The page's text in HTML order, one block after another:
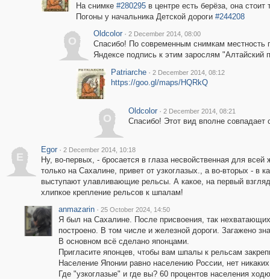
На снимке #280295в центре есть берёза, она
Погоны у начальника Детской дороги #244208
O
Oldcolor · 2 December 2014, 08:00
Спасибо! По современным снимкам местность
Яндексе подпись к этим зарослям "Алтайский
Patriarche · 2 December 2014, 08:12
https://goo.gl/maps/HQRkQ
O
Oldcolor · 2 December 2014, 08:21
Спасибо! Этот вид вполне совпадает
E
Egor · 2 December 2014, 10:18
Ну, во-первых, - бросается в глаза несвойственная для
только на Сахалине, привет от узкоглазых., а во-вторых - в
выступают улавливающие рельсы. А какое, на первый
хлипкое крепление рельсов к шпалам!
anmazarin · 25 October 2024, 14:50
Я был на Сахалине. После присвоения, так
построено. В том числе и железной дороги. Загажено
В основном всё сделано японцами.
Пригласите японцев, чтобы вам шпалы к рельсам
Население Японии равно населению России, нет
Где "узкоглазые" и где вы? 60 процентов населения